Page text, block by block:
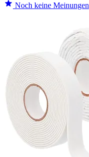
Noch keine Meinungen